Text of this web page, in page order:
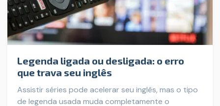
Legenda ligada ou desligada: o erro
que trava seu inglês
Assistir séries pode acelerar seu inglês, mas o tipo
de legenda usada muda completamente o